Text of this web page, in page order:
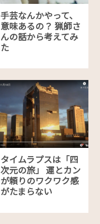
手芸なんかやって、
意味あるの？ 猟師さ
んの話から考えてみ
た
タイムラプスは「四
次元の旅」 運とカン
が頼りのワクワク感
がたまらない